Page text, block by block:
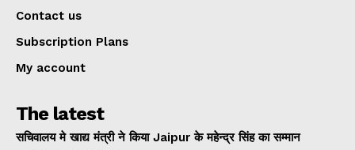
Contact us
Subscription Plans
My account
The latest
सचिवालय मे खाद्य मंत्री ने किया Jaipur के महेन्द्र सिंह का सम्मान